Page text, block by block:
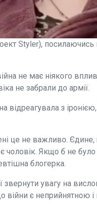
Styler), посилаючись
не має ніякого
не забрали до армії.
відреагувала з
це не важливо.
чоловік. Якщо б не
блогерка.
звернути увагу на
війни є неприйнятною і